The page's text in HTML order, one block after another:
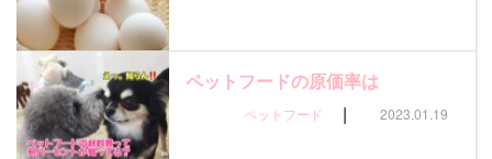
ペットフードの原価率は
ペットフード | 2023.01.19